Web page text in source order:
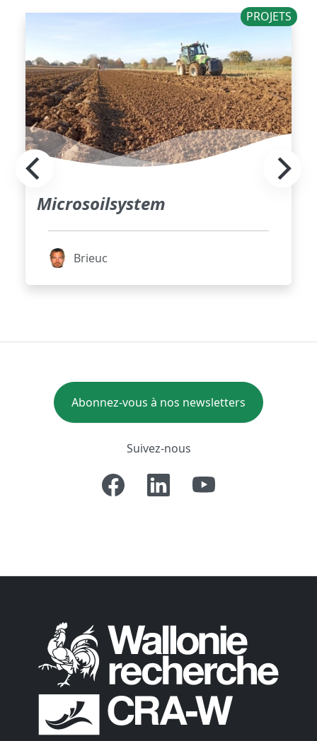
PROJETS
Microsoilsystem
Brieuc
Abonnez-vous à nos newsletters
Suivez-nous